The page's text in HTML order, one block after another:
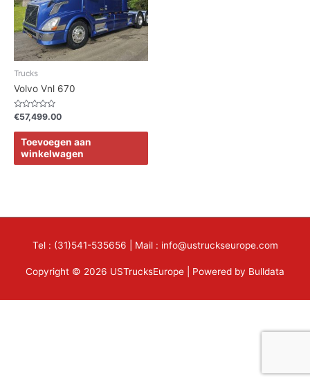
Trucks
Volvo Vnl 670
Waardering
uit
€57,499.00
Toevoegen aan
winkelwagen
Tel : (31)541-535656 | Mail : info@ustruckseurope.com
Copyright © 2026 USTrucksEurope | Powered by Bulldata